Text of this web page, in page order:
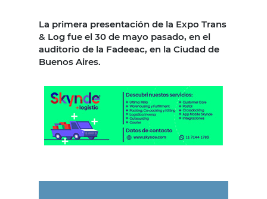
La primera presentación de la Expo Trans
& Log fue el 30 de mayo pasado, en el
auditorio de la Fadeeac, en la Ciudad de
Buenos Aires.